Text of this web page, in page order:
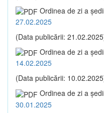
Ordinea de zi a
27.02.2025
(Data publicării:
Ordinea de zi a
14.02.2025
(Data publicării:
Ordinea de zi a
30.01.2025